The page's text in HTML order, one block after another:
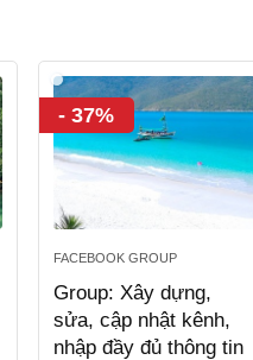
- 37%
FACEBOOK GROUP
Group: Xây dựng,
sửa, cập nhật kênh,
nhập đầy đủ thông tin